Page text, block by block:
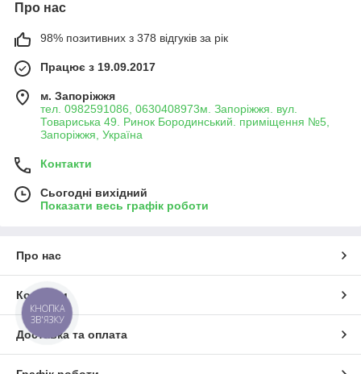
Про нас
98% позитивних з 378 відгуків за рік
Працює з 19.09.2017
м. Запоріжжя
тел. 0982591086, 0630408973м. Запоріжжя. вул.
Товариська 49. Ринок Бородинський. приміщення №5,
Запоріжжя, Україна
Контакти
Сьогодні вихідний
Показати весь графік роботи
Про нас
Контакти
Доставка та оплата
КНОПКА
ЗВ'ЯЗКУ